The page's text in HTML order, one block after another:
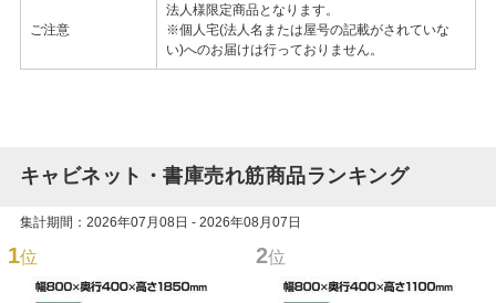
ご注意
法人様限定商品となります。
※個人宅(法人名または屋号の記載がされていな
い)へのお届けは行っておりません。
キャビネット・書庫売れ筋商品ランキング
集計期間：2026年07月08日 - 2026年08月07日
1位 2位